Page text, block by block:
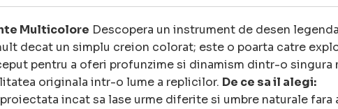
Multicolore Descopera un instrument de desen
decat un simplu creion colorat; este o poarta catre
pentru a oferi profunzime si dinamism dintr-o singura
originala intr-o lume a replicilor. De ce sa il alegi:
incat sa lase urme diferite si umbre naturale